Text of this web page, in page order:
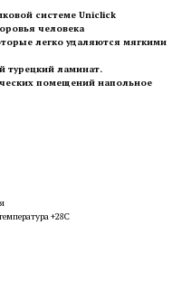
системе Uniclick
человека
легко удаляются мягкими
турецкий ламинат.
помещений напольное
+28С